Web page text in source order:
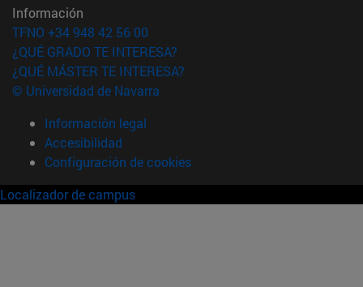
Información
TFNO +34 948 42 56 00
¿QUÉ GRADO TE INTERESA?
¿QUÉ MÁSTER TE INTERESA?
© Universidad de Navarra
Información legal
Accesibilidad
Configuración de cookies
Localizador de campus